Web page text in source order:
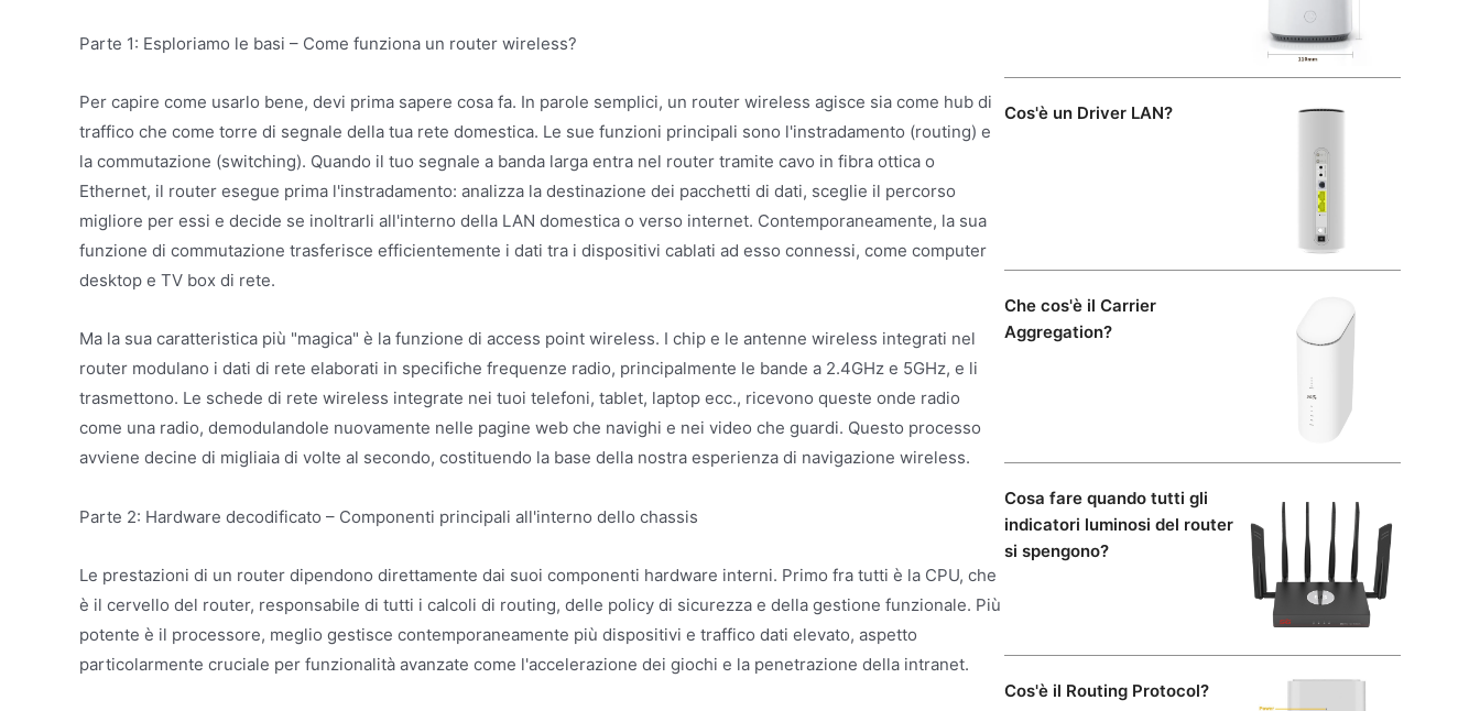
Parte 1: Esploriamo le basi – Come funziona un router wireless?
Per capire come usarlo bene, devi prima sapere cosa fa. In parole semplici, un router wireless agisce sia come hub di
traffico che come torre di segnale della tua rete domestica. Le sue funzioni principali sono l'instradamento (routing) e
la commutazione (switching). Quando il tuo segnale a banda larga entra nel router tramite cavo in fibra ottica o
Ethernet, il router esegue prima l'instradamento: analizza la destinazione dei pacchetti di dati, sceglie il percorso
migliore per essi e decide se inoltrarli all'interno della LAN domestica o verso internet. Contemporaneamente, la sua
funzione di commutazione trasferisce efficientemente i dati tra i dispositivi cablati ad esso connessi, come computer
desktop e TV box di rete.
Ma la sua caratteristica più "magica" è la funzione di access point wireless. I chip e le antenne wireless integrati nel
router modulano i dati di rete elaborati in specifiche frequenze radio, principalmente le bande a 2.4GHz e 5GHz, e li
trasmettono. Le schede di rete wireless integrate nei tuoi telefoni, tablet, laptop ecc., ricevono queste onde radio
come una radio, demodulandole nuovamente nelle pagine web che navighi e nei video che guardi. Questo processo
avviene decine di migliaia di volte al secondo, costituendo la base della nostra esperienza di navigazione wireless.
Parte 2: Hardware decodificato – Componenti principali all'interno dello chassis
Le prestazioni di un router dipendono direttamente dai suoi componenti hardware interni. Primo fra tutti è la CPU, che
è il cervello del router, responsabile di tutti i calcoli di routing, delle policy di sicurezza e della gestione funzionale. Più
potente è il processore, meglio gestisce contemporaneamente più dispositivi e traffico dati elevato, aspetto
particolarmente cruciale per funzionalità avanzate come l'accelerazione dei giochi e la penetrazione della intranet.
Cos'è un Driver LAN?
Che cos'è il Carrier
Aggregation?
Cosa fare quando tutti gli
indicatori luminosi del router
si spengono?
Cos'è il Routing Protocol?